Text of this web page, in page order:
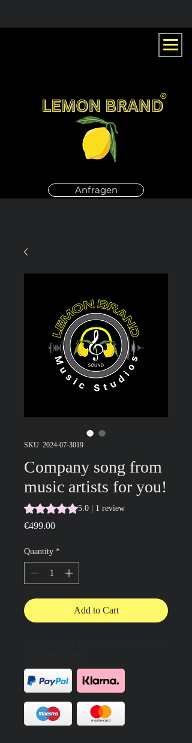
Anfragen
SKU: 2024-07-3019
Company song from
music artists for you!
Rating is 5.0 out of five stars based on 1
5.0 | 1 review
€499.00Price
Quantity *
Add to Cart